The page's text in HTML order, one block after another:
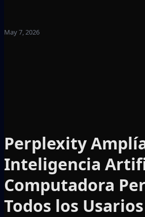
May 7, 2026
Perplexity
Inteligencia
Computadora
Todos los